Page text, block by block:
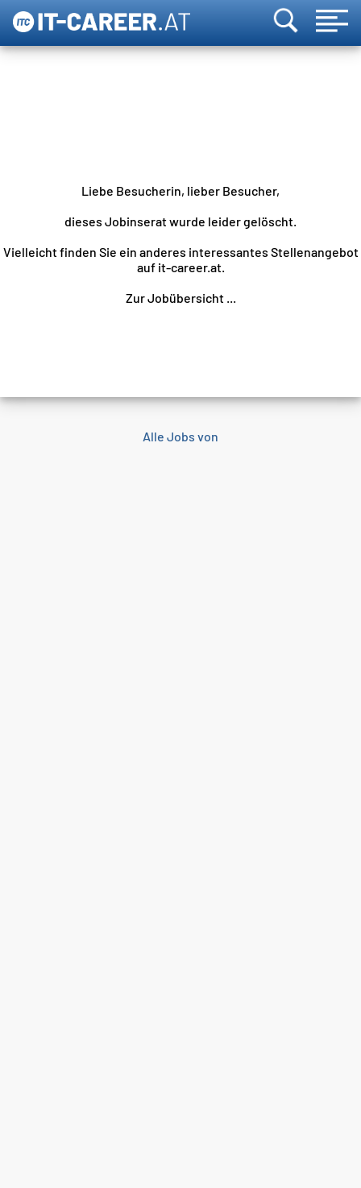
Liebe Besucherin, lieber Besucher,
dieses Jobinserat wurde leider gelöscht.
Vielleicht finden Sie ein anderes interessantes Stellenangebot
auf it-career.at.
Zur Jobübersicht ...
Alle Jobs von